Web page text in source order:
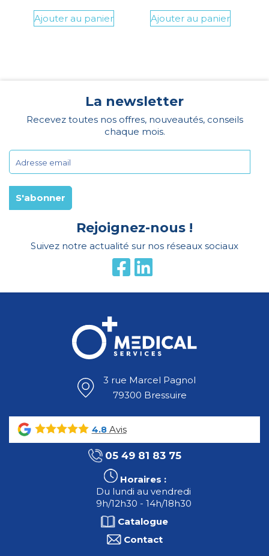
Ajouter au panier Ajouter au panier
La newsletter
Recevez toutes nos offres, nouveautés, conseils
chaque mois.
Rejoignez-nous !
Suivez notre actualité sur nos réseaux sociaux
3 rue Marcel Pagnol
79300 Bressuire
4.8Avis
05 49 81 83 75
Horaires :
Du lundi au vendredi
9h/12h30 - 14h/18h30
Catalogue
Contact